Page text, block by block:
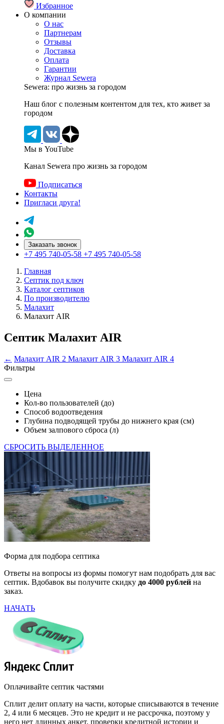
Избранное
О компании
О нас
Партнерам
Отзывы
Доставка
Оплата
Гарантии
Журнал Sewera
Sewera: про жизнь за городом
Наш блог c полезным контентом для тех, кто живет за
городом
Мы в YouTube
Канал Sewera про жизнь за городом
Подписаться
Контакты
Пригласи друга!
Заказать звонок
+7 495 740-05-58 +7 495 740-05-58
Главная
Септик под ключ
Каталог септиков
По производителю
Малахит
Малахит AIR
Септик Малахит AIR
← Малахит AIR 2 Малахит AIR 3 Малахит AIR 4
Фильтры
Цена
Кол-во пользователей (до)
Способ водоотведения
Глубина подводящей трубы до нижнего края (см)
Объем залпового сброса (л)
СБРОСИТЬ ВЫДЕЛЕННОЕ
Форма для подбора септика
Ответы на вопросы из формы помогут нам подобрать для вас
септик. Вдобавок вы получите скидку до 4000 рублей на
заказ.
НАЧАТЬ
Оплачивайте септик частями
Сплит делит оплату на части, которые списываются в течение
2, 4 или 6 месяцев. Это не кредит и не рассрочка, поэтому у
него нет длинных анкет, проверки кредитной истории и